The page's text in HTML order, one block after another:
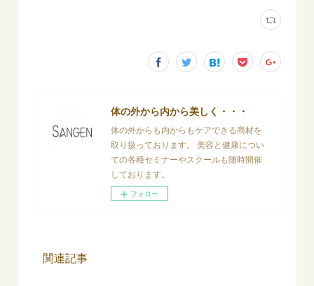
体の外から内から美しく・・・
体の外からも内からもケアできる商材を
取り扱っております。 美容と健康につい
ての各種セミナーやスクールも随時開催
しております。
フォロー
関連記事